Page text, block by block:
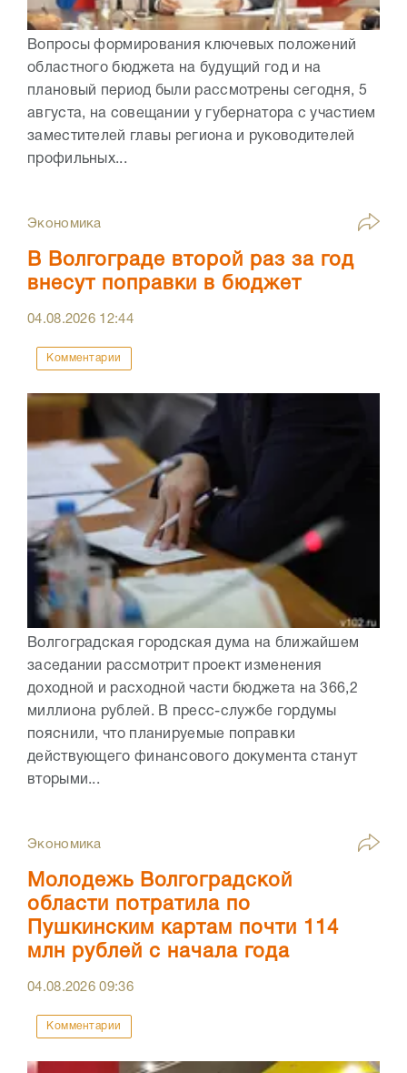
Вопросы формирования ключевых положений
областного бюджета на будущий год и на
плановый период были рассмотрены сегодня, 5
августа, на совещании у губернатора с участием
заместителей главы региона и руководителей
профильных...
Экономика
В Волгограде второй раз за год
внесут поправки в бюджет
04.08.2026 12:44
Комментарии
Волгоградская городская дума на ближайшем
заседании рассмотрит проект изменения
доходной и расходной части бюджета на 366,2
миллиона рублей. В пресс-службе гордумы
пояснили, что планируемые поправки
действующего финансового документа станут
вторыми...
Экономика
Молодежь Волгоградской
области потратила по
Пушкинским картам почти 114
млн рублей с начала года
04.08.202609:36
Комментарии